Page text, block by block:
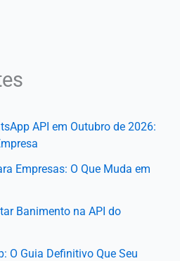
API em Outubro de 2026:
Empresas: O Que Muda em
Banimento na API do
O Guia Definitivo Que Seu